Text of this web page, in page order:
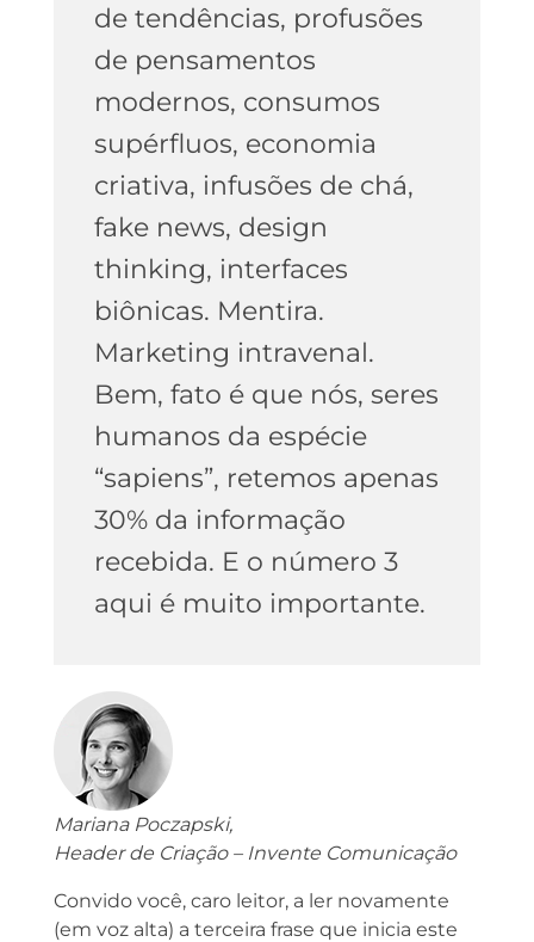
de tendências, profusões
de pensamentos
modernos, consumos
supérfluos, economia
criativa, infusões de chá,
fake news, design
thinking, interfaces
biônicas. Mentira.
Marketing intravenal.
Bem, fato é que nós, seres
humanos da espécie
“sapiens”, retemos apenas
30% da informação
recebida. E o número 3
aqui é muito importante.
Mariana Poczapski,
Header de Criação – Invente Comunicação
Convido você, caro leitor, a ler novamente
(em voz alta) a terceira frase que inicia este